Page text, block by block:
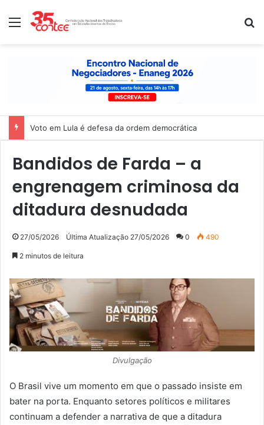
Menu
Voto em Lula é defesa da ordem democrática
Bandidos de Farda – a
engrenagem criminosa da
ditadura desnudada
27/05/2026 Última Atualização 27/05/2026 0 490
2 minutos de leitura
Divulgação
O Brasil vive um momento em que o passado insiste em
bater na porta. Enquanto setores políticos e militares
continuam a defender a narrativa de que a ditadura